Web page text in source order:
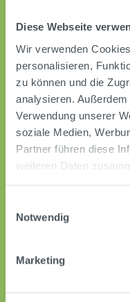
Diese Webseite
Wir verwenden
personalisieren,
zu können und die
analysieren.
Verwendung unserer
soziale Medien,
Partner führen diese
weiteren Daten
Notwendig
Marketing
Kontakt